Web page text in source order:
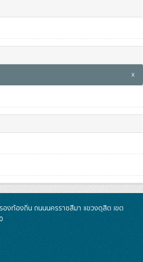
x
องท้องถิ่น ถนนนครราชสีมา แขวงดุสิต เขต